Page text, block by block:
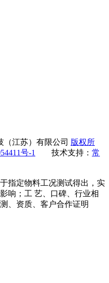
（江苏）有限公司 版权所
号-1 技术支持： 常
指定物料工况测试得出，实
响；工 艺、口碑、行业相
、资质、客户合作证明